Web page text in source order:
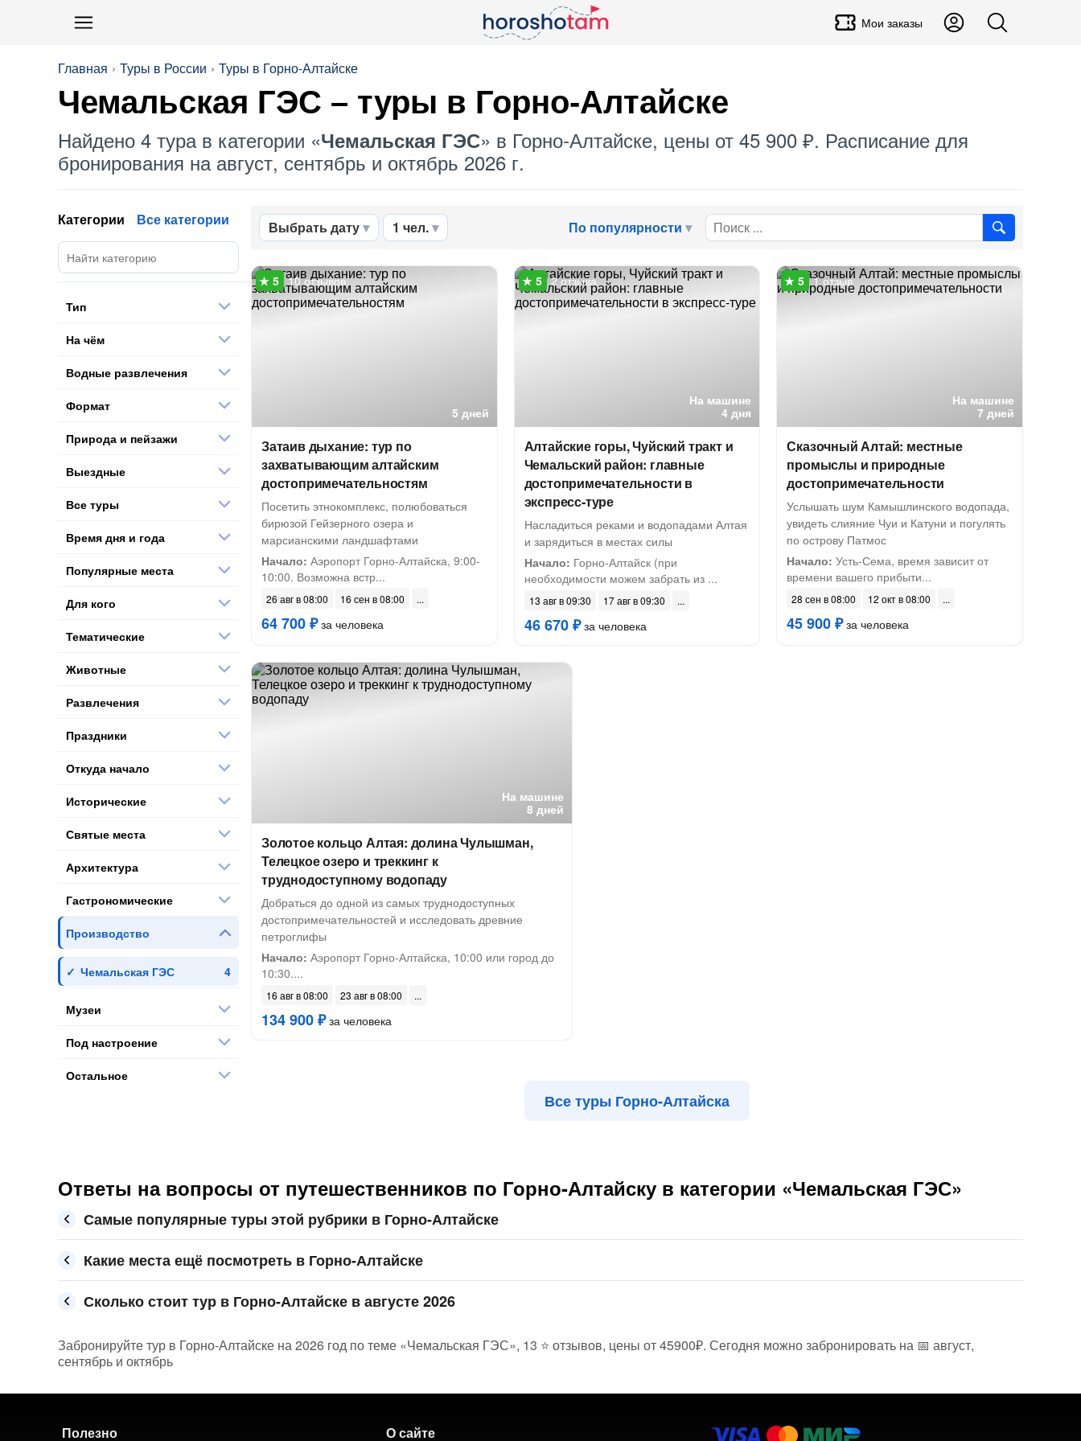
Мои заказы
Главная Туры в России Туры в Горно-Алтайске
Чемальская ГЭС – туры в Горно-Алтайске
Найдено 4 тура в категории «Чемальская ГЭС» в Горно-Алтайске, цены от 45 900 ₽. Расписание для
бронирования на август, сентябрь и октябрь 2026 г.
Выбрать дату 1 чел. По популярности
5 дней
10 отзывов
Затаив дыхание: тур по
захватывающим алтайским
достопримечательностям
Посетить этнокомплекс, полюбоваться
бирюзой Гейзерного озера и
марсианскими ландшафтами
Начало: Аэропорт Горно-Алтайска, 9:00-
10:00. Возможна встр...
26 авг в 08:00 16 сен в 08:00
64 700 ₽за человека
На машине
4 дня
2 отзыва
Алтайские горы, Чуйский тракт и
Чемальский район: главные
достопримечательности в
экспресс-туре
Насладиться реками и водопадами Алтая
и зарядиться в местах силы
Начало: Горно-Алтайск (при
необходимости можем забрать из ...
13 авг в 09:30 17 авг в 09:30
46 670 ₽за человека
На машине
7 дней
1 отзыв
Сказочный Алтай: местные
промыслы и природные
достопримечательности
Услышать шум Камышлинского водопада,
увидеть слияние Чуи и Катуни и погулять
по острову Патмос
Начало: Усть-Сема, время зависит от
времени вашего прибыти...
28 сен в 08:00 12 окт в 08:00
45 900 ₽за человека
На машине
8 дней
Золотое кольцо Алтая: долина Чулышман,
Телецкое озеро и треккинг к
труднодоступному водопаду
Добраться до одной из самых труднодоступных
достопримечательностей и исследовать древние
петроглифы
Начало: Аэропорт Горно-Алтайска, 10:00 или город до
10:30....
16 авг в 08:00 23 авг в 08:00
134 900 ₽за человека
Все туры Горно-Алтайска
Категории Все категории
Тип
На чём
Водные развлечения
Формат
Природа и пейзажи
Выездные
Все туры
Время дня и года
Популярные места
Для кого
Тематические
Животные
Развлечения
Праздники
Откуда начало
Исторические
Святые места
Архитектура
Гастрономические
Производство
Чемальская ГЭС
Музеи
Под настроение
Остальное
Ответы на вопросы от путешественников по Горно-Алтайску в категории «Чемальская ГЭС»
Самые популярные туры этой рубрики в Горно-Алтайске
Какие места ещё посмотреть в Горно-Алтайске
Сколько стоит тур в Горно-Алтайске в августе 2026
Забронируйте тур в Горно-Алтайске на 2026 год по теме «Чемальская ГЭС», 13 ⭐ отзывов, цены от 45900₽. Сегодня можно забронировать на 📅 август,
сентябрь и октябрь
Полезно О сайте